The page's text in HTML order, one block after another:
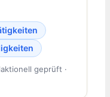
geprüft ·